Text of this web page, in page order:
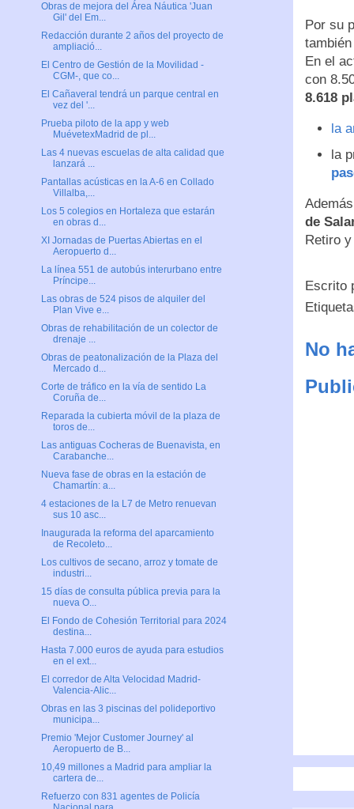
Por su
En el
con
8.618
la
la
de
Retiro
Escrito
No
Obras de mejora del Área Náutica 'Juan
Gil' del Em...
Redacción durante 2 años del proyecto de
ampliació...
El Centro de Gestión de la Movilidad -
CGM-, que co...
El Cañaveral tendrá un parque central en
vez del '...
Prueba piloto de la app y web
MuévetexMadrid de pl...
Las 4 nuevas escuelas de alta calidad que
lanzará ...
Pantallas acústicas en la A-6 en Collado
Villalba,...
Los 5 colegios en Hortaleza que estarán
en obras d...
XI Jornadas de Puertas Abiertas en el
Aeropuerto d...
La línea 551 de autobús interurbano entre
Príncipe...
Las obras de 524 pisos de alquiler del
Plan Vive e...
Obras de rehabilitación de un colector de
drenaje ...
Obras de peatonalización de la Plaza del
Mercado d...
Corte de tráfico en la vía de sentido La
Coruña de...
Reparada la cubierta móvil de la plaza de
toros de...
Las antiguas Cocheras de Buenavista, en
Carabanche...
Nueva fase de obras en la estación de
Chamartín: a...
4 estaciones de la L7 de Metro renuevan
sus 10 asc...
Inaugurada la reforma del aparcamiento
de Recoleto...
Los cultivos de secano, arroz y tomate de
industri...
15 días de consulta pública previa para la
nueva O...
El Fondo de Cohesión Territorial para 2024
destina...
Hasta 7.000 euros de ayuda para estudios
en el ext...
El corredor de Alta Velocidad Madrid-
Valencia-Alic...
Obras en las 3 piscinas del polideportivo
municipa...
Premio 'Mejor Customer Journey' al
Aeropuerto de B...
10,49 millones a Madrid para ampliar la
cartera de...
Refuerzo con 831 agentes de Policía